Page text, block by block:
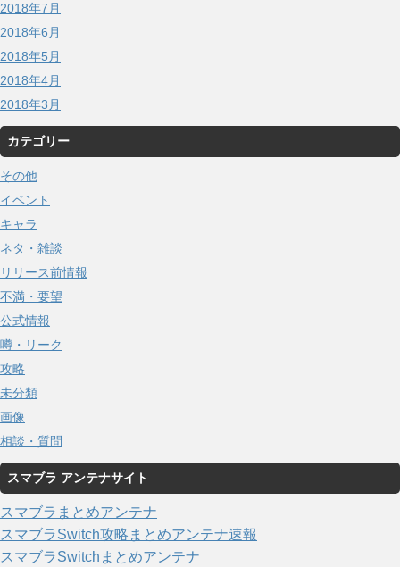
2018年7月
2018年6月
2018年5月
2018年4月
2018年3月
カテゴリー
その他
イベント
キャラ
ネタ・雑談
リリース前情報
不満・要望
公式情報
噂・リーク
攻略
未分類
画像
相談・質問
スマブラ アンテナサイト
スマブラまとめアンテナ
スマブラSwitch攻略まとめアンテナ速報
スマブラSwitchまとめアンテナ